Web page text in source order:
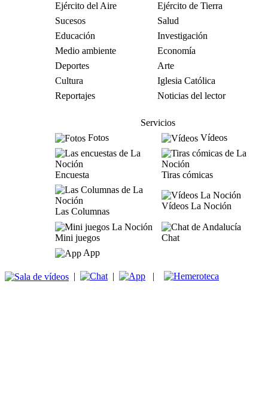
Ejército del Aire
Ejército de Tierra
Sucesos
Salud
Educación
Investigación
Medio ambiente
Economía
Deportes
Arte
Cultura
Iglesia Católica
Reportajes
Noticias del lector
Servicios
Fotos
Vídeos
Encuesta Tiras cómicas
Las Columnas
Vídeos La Noción
Mini juegos
Chat
App
| | |